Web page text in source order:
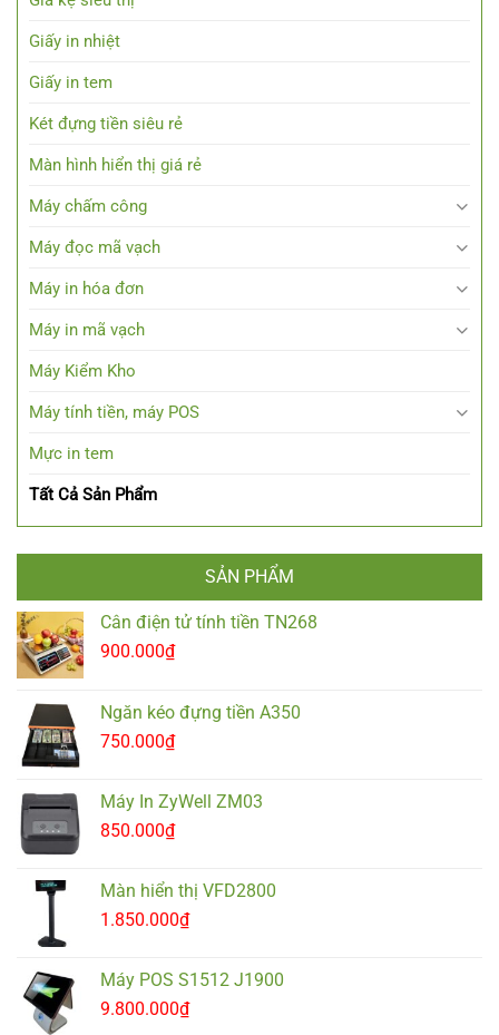
Giấy in nhiệt
Giấy in tem
Két đựng tiền siêu rẻ
Màn hình hiển thị giá rẻ
Máy chấm công
Máy đọc mã vạch
Máy in hóa đơn
Máy in mã vạch
Máy Kiểm Kho
Máy tính tiền, máy POS
Mực in tem
Tất Cả Sản Phẩm
SẢN PHẨM
Cân điện tử tính tiền TN268
900.000₫
Ngăn kéo đựng tiền A350
750.000₫
Máy In ZyWell ZM03
850.000₫
Màn hiển thị VFD2800
1.850.000₫
Máy POS S1512 J1900
9.800.000₫